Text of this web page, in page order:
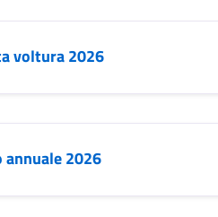
voltura 2026
2026